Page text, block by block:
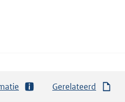
Gerelateerd